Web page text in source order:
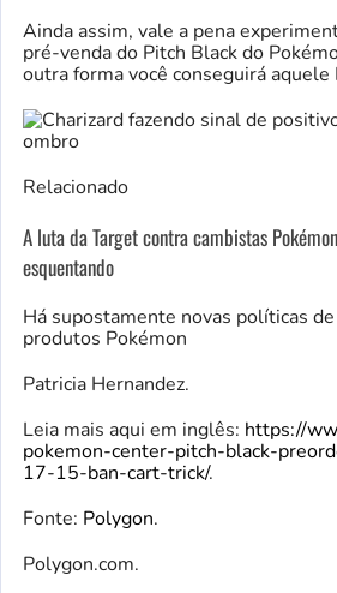
Ainda assim, vale a pena
pré-venda do Pitch Black do
outra forma você conseguirá aquele
Relacionado
A luta da Target contra cambistas
esquentando
Há supostamente novas políticas
produtos Pokémon
Patricia Hernandez.
Leia mais aqui em inglês: https://
pokemon-center-pitch-black-
17-15-ban-cart-trick/.
Fonte: Polygon.
Polygon.com.